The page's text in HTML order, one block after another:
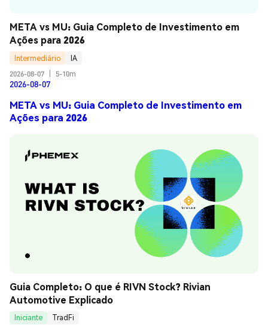
META vs MU: Guia Completo de Investimento em
Ações para 2026
Intermediário
IA
2026-08-07
5-10m
2026-08-07
META vs MU: Guia Completo de Investimento em
Ações para 2026
Guia Completo: O que é RIVN Stock? Rivian
Automotive Explicado
Iniciante
TradFi